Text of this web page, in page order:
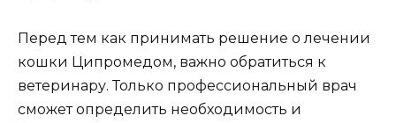
Перед тем как принимать решение о лечении
кошки Ципромедом, важно обратиться к
ветеринару. Только профессиональный врач
сможет определить необходимость и